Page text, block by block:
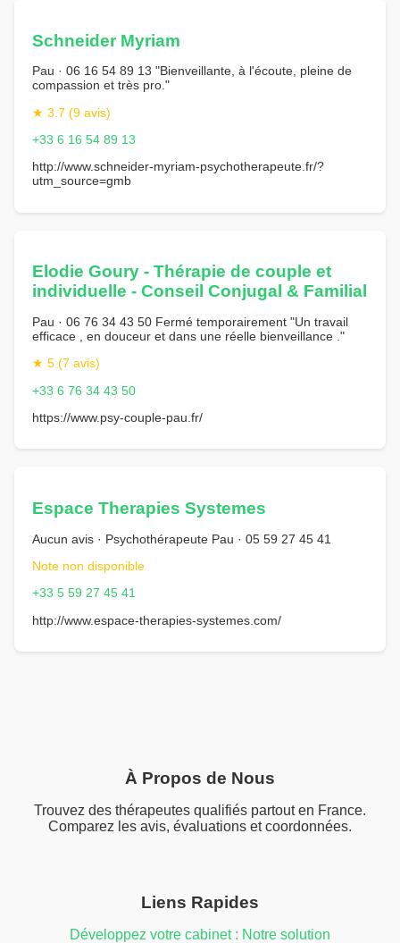
Schneider Myriam
Pau · 06 16 54 89 13 "Bienveillante, à l'écoute, pleine de
compassion et très pro."
★ 3.7 (9 avis)
+33 6 16 54 89 13
http://www.schneider-myriam-psychotherapeute.fr/?
utm_source=gmb
Elodie Goury - Thérapie de couple et
individuelle - Conseil Conjugal & Familial
Pau · 06 76 34 43 50 Fermé temporairement "Un travail
efficace , en douceur et dans une réelle bienveillance ."
★ 5 (7 avis)
+33 6 76 34 43 50
https://www.psy-couple-pau.fr/
Espace Therapies Systemes
Aucun avis · Psychothérapeute Pau · 05 59 27 45 41
Note non disponible
+33 5 59 27 45 41
http://www.espace-therapies-systemes.com/
À Propos de Nous
Trouvez des thérapeutes qualifiés partout en France.
Comparez les avis, évaluations et coordonnées.
Liens Rapides
Développez votre cabinet : Notre solution